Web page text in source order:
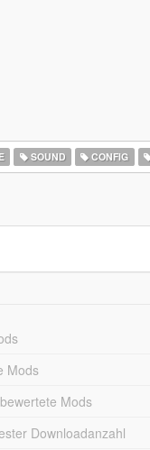
SOUND CONFIG
Mods
Mods
Downloadanzahl